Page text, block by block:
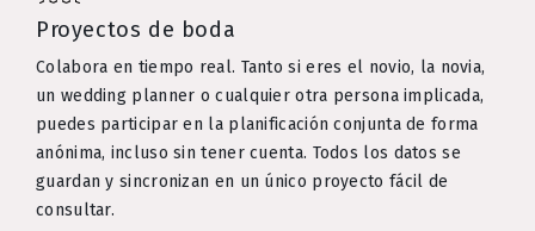
Proyectos de boda
Colabora en tiempo real. Tanto si eres el novio, la novia,
un wedding planner o cualquier otra persona implicada,
puedes participar en la planificación conjunta de forma
anónima, incluso sin tener cuenta. Todos los datos se
guardan y sincronizan en un único proyecto fácil de
consultar.